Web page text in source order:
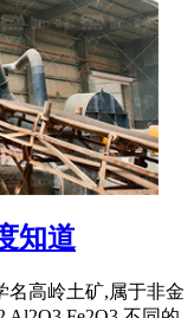
知道
名高岭土矿,属于非金